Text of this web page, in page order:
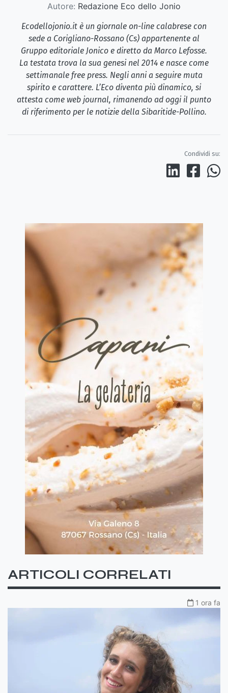
Autore: Redazione Eco dello Jonio
Ecodellojonio.it è un giornale on-line calabrese con
sede a Corigliano-Rossano (Cs) appartenente al
Gruppo editoriale Jonico e diretto da Marco Lefosse.
La testata trova la sua genesi nel 2014 e nasce come
settimanale free press. Negli anni a seguire muta
spirito e carattere. L’Eco diventa più dinamico, si
attesta come web journal, rimanendo ad oggi il punto
di riferimento per le notizie della Sibaritide-Pollino.
Condividi su:
ARTICOLI CORRELATI
1 ora fa